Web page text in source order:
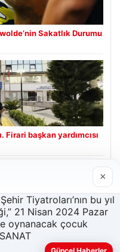
Sakatlık Durumu
başkan yardımcısı
×